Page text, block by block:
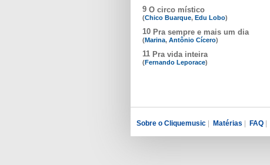
9 O circo místico
(Chico Buarque, Edu Lobo)
10 Pra sempre e mais um dia
(Marina, Antônio Cícero)
11 Pra vida inteira
(Fernando Leporace)
Sobre o Cliquemusic Matérias FAQ